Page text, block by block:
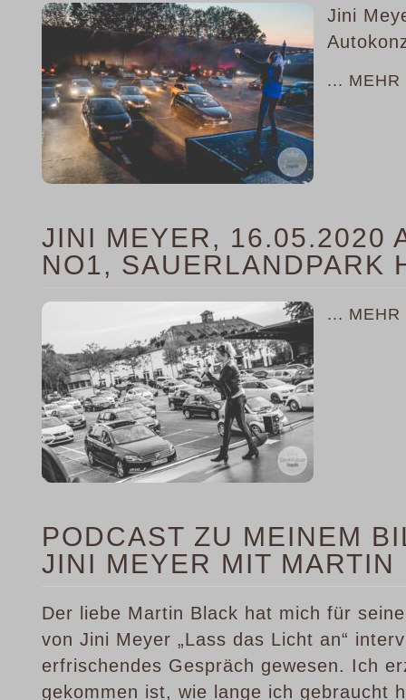
Jini
... MEHR
JINI MEYER, 16.05.2020
NO1, SAUERLANDPARK
... MEHR
PODCAST ZU MEINEM
JINI MEYER MIT MARTIN
Der liebe Martin Black hat mich für
von Jini Meyer „Lass das Licht an“
erfrischendes Gespräch gewesen. Ich
gekommen ist, wie lange ich gebraucht